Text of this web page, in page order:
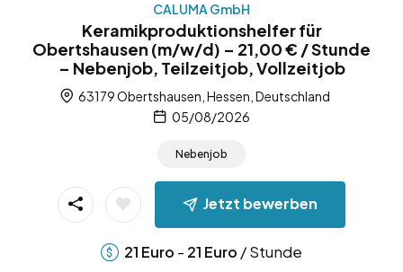
CALUMA GmbH
Keramikproduktionshelfer für
Obertshausen (m/w/d) – 21,00 € / Stunde
– Nebenjob, Teilzeitjob, Vollzeitjob
63179 Obertshausen, Hessen, Deutschland
05/08/2026
Nebenjob
Jetzt bewerben
21 Euro - 21 Euro / Stunde